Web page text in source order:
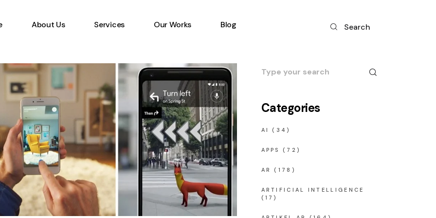
About Us Services
Information Technology
Specialist
Emerging Multimedia
Technology
Animation Studio
Our Works Blog Search
Search
for:
Categories
AI (34)
APPS (72)
AR (178)
ARTIFICIAL INTELLIGENCE
(17)